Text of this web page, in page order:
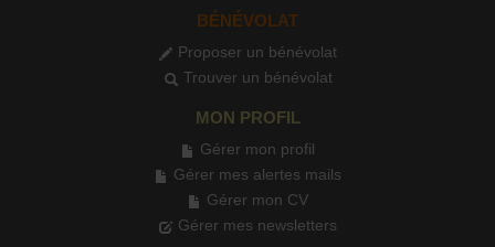
BÉNÉVOLAT
Proposer un bénévolat
Trouver un bénévolat
MON PROFIL
Gérer mon profil
Gérer mes alertes mails
Gérer mon CV
Gérer mes newsletters